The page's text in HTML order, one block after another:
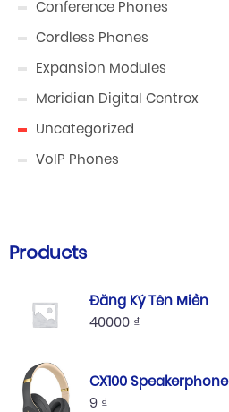
Conference Phones
Cordless Phones
Expansion Modules
Meridian Digital Centrex
Uncategorized
VoIP Phones
Products
Đăng Ký Tên Miền
40000 ₫
CX100 Speakerphone
9 ₫